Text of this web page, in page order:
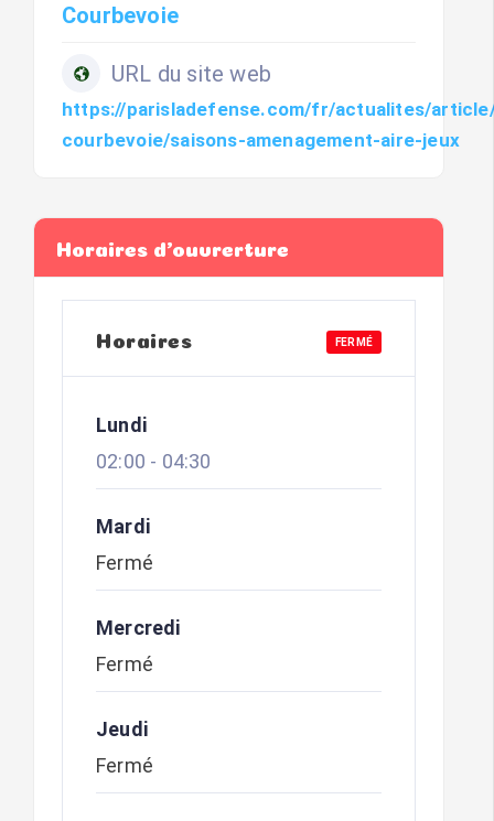
Courbevoie
URL du site web
https://parisladefense.com/fr/actualites/
courbevoie/saisons-amenagement-aire-jeux
Horaires d'ouvrerture
Horaires FERMÉ
Lundi
02:00 - 04:30
Mardi
Fermé
Mercredi
Fermé
Jeudi
Fermé